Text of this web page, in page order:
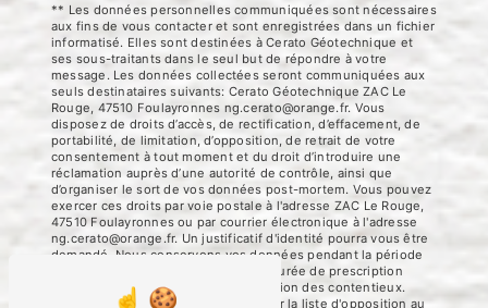
** Les données personnelles communiquées sont nécessaires
aux fins de vous contacter et sont enregistrées dans un fichier
informatisé. Elles sont destinées à Cerato Géotechnique et
ses sous-traitants dans le seul but de répondre à votre
message. Les données collectées seront communiquées aux
seuls destinataires suivants: Cerato Géotechnique ZAC Le
Rouge, 47510 Foulayronnes ng.cerato@orange.fr. Vous
disposez de droits d’accès, de rectification, d’effacement, de
portabilité, de limitation, d’opposition, de retrait de votre
consentement à tout moment et du droit d’introduire une
réclamation auprès d’une autorité de contrôle, ainsi que
d’organiser le sort de vos données post-mortem. Vous pouvez
exercer ces droits par voie postale à l'adresse ZAC Le Rouge,
47510 Foulayronnes ou par courrier électronique à l'adresse
ng.cerato@orange.fr. Un justificatif d'identité pourra vous être
demandé. Nous conservons vos données pendant la période
de prise de contact puis pendant la durée de prescription
légale aux fins probatoires et de gestion des contentieux.
Vous avez le droit de vous inscrire sur la liste d'opposition au